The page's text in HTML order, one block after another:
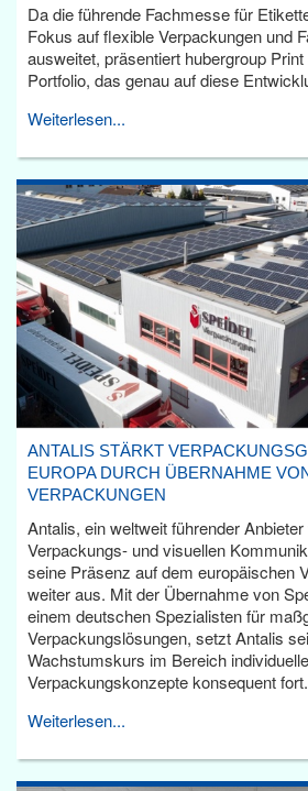
Da die führende Fachmesse für
Fokus auf flexible Verpackungen und
ausweitet, präsentiert hubergroup
Portfolio, das genau auf diese
Weiterlesen...
ANTALIS STÄRKT
EUROPA DURCH ÜBERNAHME
VERPACKUNGEN
Antalis, ein weltweit führender
Verpackungs- und visuellen
seine Präsenz auf dem europäischen
weiter aus. Mit der Übernahme von
einem deutschen Spezialisten für
Verpackungslösungen, setzt Antalis
Wachstumskurs im Bereich
Verpackungskonzepte konsequent fort.
Weiterlesen...